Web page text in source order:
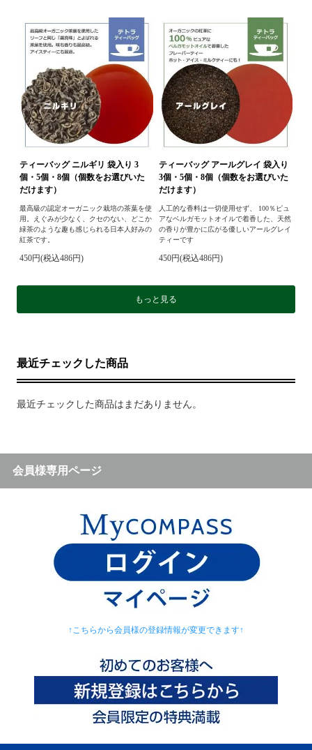
ティーバッグ ニルギリ 袋入り 3
個・5個・8個（個数をお選びいた
だけます）
最高級の認定オーガニック栽培の茶葉を使
用。えぐみが少なく、クセのない、どこか
緑茶のような趣も感じられる日本人好みの
紅茶です。
450円(税込486円)
ティーバッグ アールグレイ 袋入り
3個・5個・8個（個数をお選びいた
だけます）
人工的な香料は一切使用せず、 100％ピュ
アなベルガモットオイルで着香した、天然
の香りが豊かに広がる優しいアールグレイ
ティーです
450円(税込486円)
もっと見る
最近チェックした商品
最近チェックした商品はまだありません。
会員様専用ページ
↑こちらから会員様の登録情報が変更できます↑